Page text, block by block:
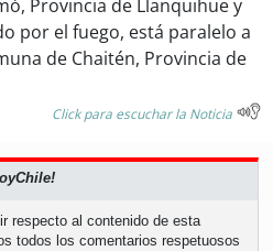
Provincia de Llanquihue y
por el fuego, está paralelo a
de Chaitén, Provincia de
Click para escuchar la Noticia
respecto al contenido de esta
todos los comentarios respetuosos